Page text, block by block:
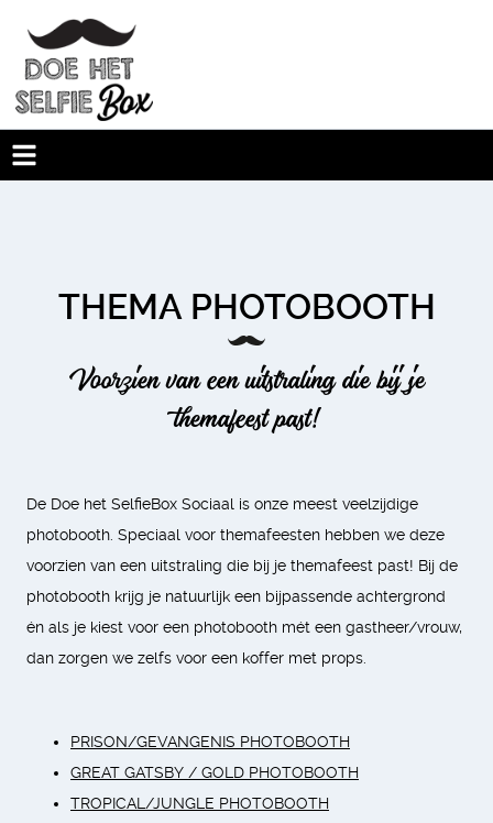
THEMA PHOTOBOOTH
Voorzien van een uitstraling die bij je
themafeest past!
De Doe het SelfieBox Sociaal is onze meest veelzijdige
photobooth. Speciaal voor themafeesten hebben we deze
voorzien van een uitstraling die bij je themafeest past! Bij de
photobooth krijg je natuurlijk een bijpassende achtergrond
én als je kiest voor een photobooth mét een gastheer/vrouw,
dan zorgen we zelfs voor een koffer met props.
PRISON/GEVANGENIS PHOTOBOOTH
GREAT GATSBY / GOLD PHOTOBOOTH
TROPICAL/JUNGLE PHOTOBOOTH